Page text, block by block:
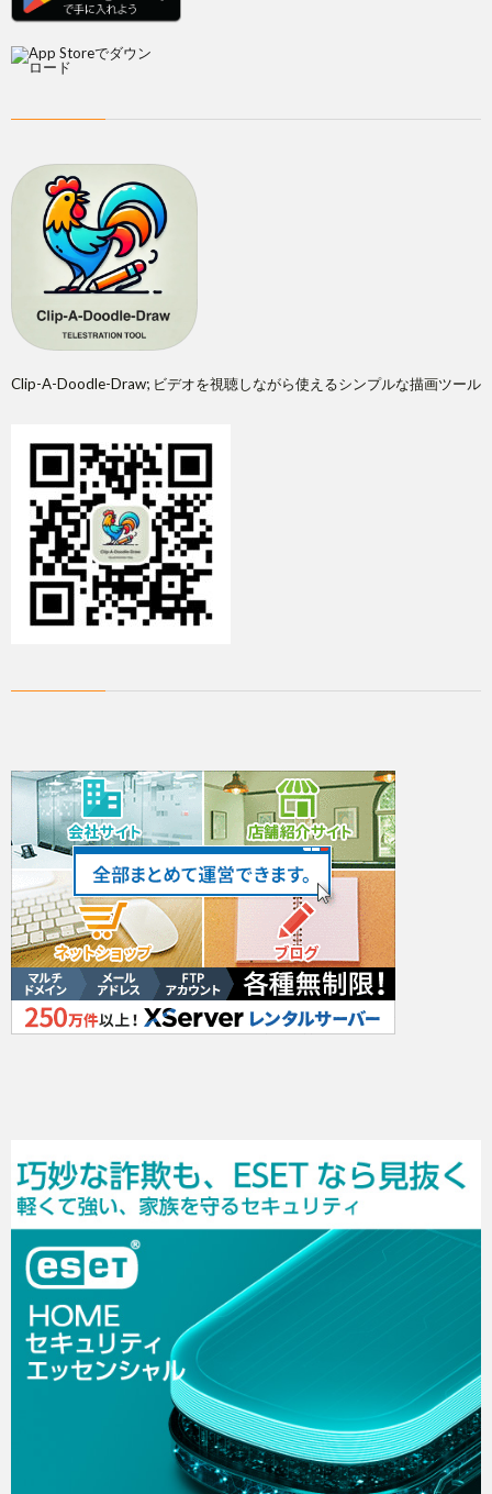
Clip-A-Doodle-Draw; ビデオを視聴しながら使えるシンプルな描画ツール